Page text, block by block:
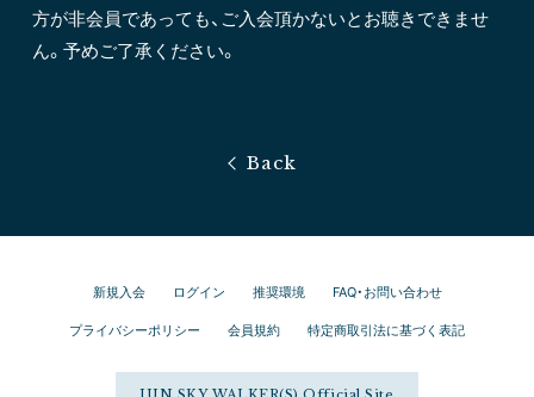
方が非会員であっても、ご入会頂かないとお聴きできませ
ん。予めご了承ください。
新規入会 ログイン 推奨環境
FAQ・お問い合わせ
プライバシーポリシー
会員規約 特定商取引法に基づく表記